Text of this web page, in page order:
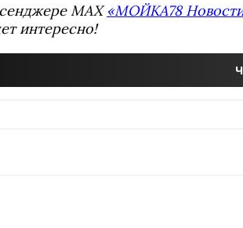
MAX«МОЙКА78
интересно!